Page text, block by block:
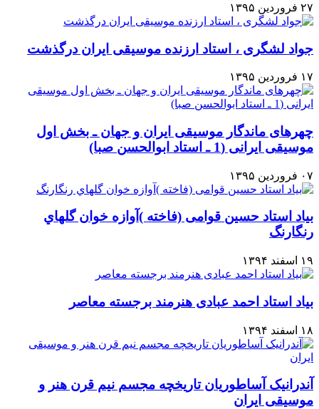
۲۷ فروردین ۱۳۹۵
جواد لشگری ، استاد ارزنده موسیقی ایران درگذشت
۱۷ فروردین ۱۳۹۵
چهرهای ماندگار موسیقی ایران و جهان ـ بخش اول
موسیقی ایرانی (1 ـ استاد ابوالحسن صبا)
۰۷ فروردین ۱۳۹۵
بیاد استاد حسین قوامی (فاخته )آوازه خوان گلهاي
رنگارنگ
۱۹ اسفند ۱۳۹۴
بیاد استاد احمد عبادی هنرمند برجسته معاصر
۱۸ اسفند ۱۳۹۴
آندرانیک آساطوريان تاریخچه مجسم نیم قرن هنر و
موسیقی ایران